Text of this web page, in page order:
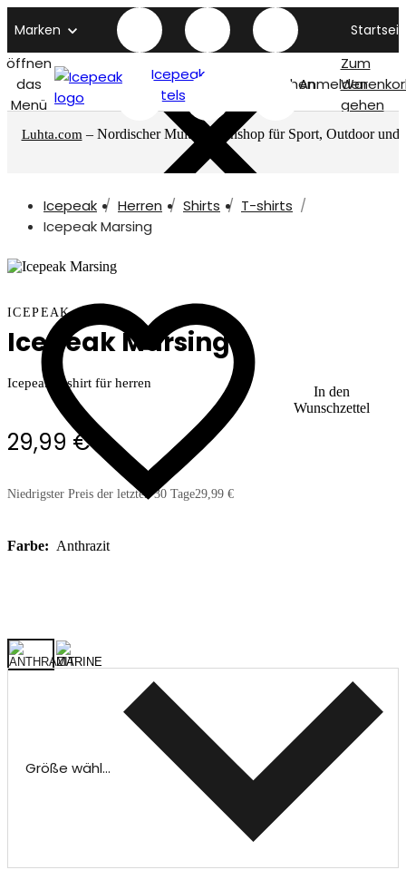
Marken
öffnen
das
Menü
Icepeak
titelseite
SuchenAnmelden
Zum
gehen
Luhta.com – Nordischer Multimarkenshop für Sport, Outdoor und
Icepeak Herren Shirts
T-shirts
Icepeak Marsing
In den
Wunschzettel
ICEPEAK
Icepeak Marsing
Icepeak T-shirt für herren
29,99 €
Niedrigster Preis der letzten 30 Tage29,99 €
Farbe: Anthrazit
Größe wählen